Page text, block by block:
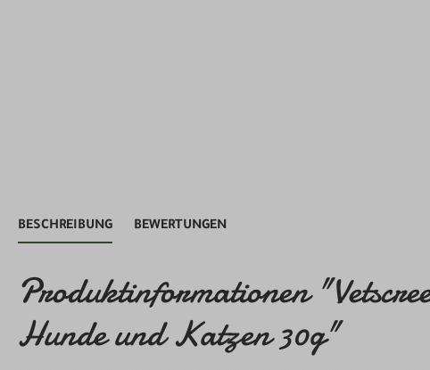
BESCHREIBUNG BEWERTUNGEN
Produktinformationen
Hunde und Katzen 30g"